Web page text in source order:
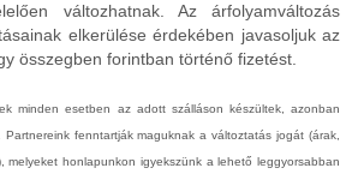
változhatnak. Az árfolyamváltozás
elkerülése érdekében javasoljuk az
összegben forintban történő fizetést.
minden esetben az adott szálláson készültek, azonban
Partnereink fenntartják maguknak a változtatás jogát (árak,
melyeket honlapunkon igyekszünk a lehető leggyorsabban